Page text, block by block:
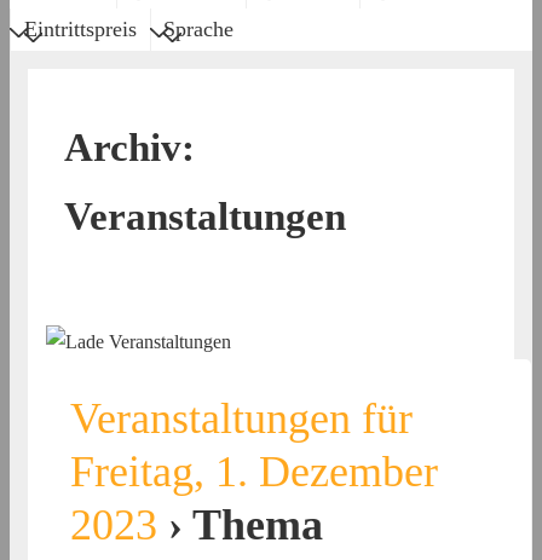
Eintrittspreis
Sprache
Archiv:
Veranstaltungen
Veranstaltungen für
Freitag, 1. Dezember
2023 › Thema